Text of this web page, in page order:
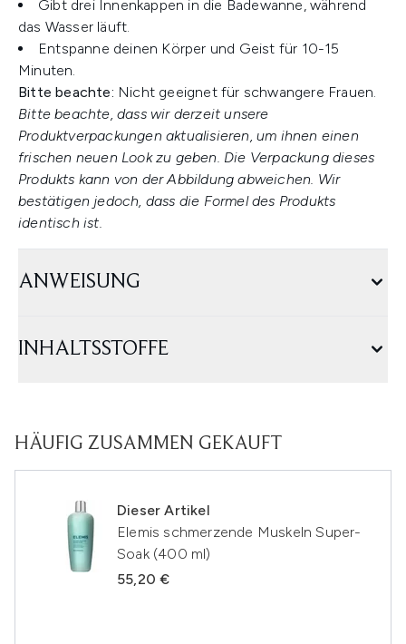
Gibt drei Innenkappen in die Badewanne, während
das Wasser läuft.
Entspanne deinen Körper und Geist für 10-15
Minuten.
Bitte beachte: Nicht geeignet für schwangere Frauen.
Bitte beachte, dass wir derzeit unsere
Produktverpackungen aktualisieren, um ihnen einen
frischen neuen Look zu geben. Die Verpackung dieses
Produkts kann von der Abbildung abweichen. Wir
bestätigen jedoch, dass die Formel des Produkts
identisch ist.
ANWEISUNG
INHALTSSTOFFE
HÄUFIG ZUSAMMEN GEKAUFT
Dieser Artikel
Elemis schmerzende Muskeln Super-
Soak (400 ml)
55,20 €